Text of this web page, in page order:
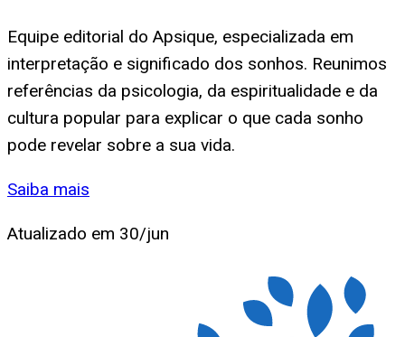
Equipe editorial do Apsique, especializada em
interpretação e significado dos sonhos. Reunimos
referências da psicologia, da espiritualidade e da
cultura popular para explicar o que cada sonho
pode revelar sobre a sua vida.
Saiba mais
Atualizado em 30/jun